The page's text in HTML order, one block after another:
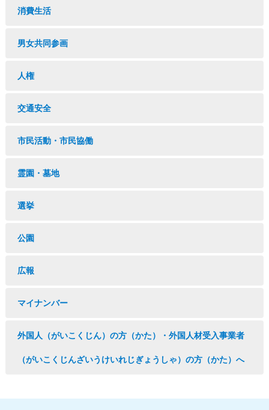
消費生活
男女共同参画
人権
交通安全
市民活動・市民協働
霊園・墓地
選挙
公園
広報
マイナンバー
外国人（がいこくじん）の方（かた）・外国人材受入事業者
（がいこくじんざいうけいれじぎょうしゃ）の方（かた）へ